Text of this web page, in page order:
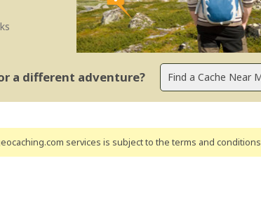
a different adventure?
services is subject to the terms and conditions